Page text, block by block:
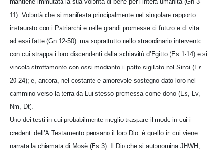
mantiene immutata la sua volontà di bene per l’intera umanità (Gn 3-
11). Volontà che si manifesta principalmente nel singolare rapporto
instaurato con i Patriarchi e nelle grandi promesse di futuro e di vita
ad essi fatte (Gn 12-50), ma soprattutto nello straordinario intervento
con cui strappa i loro discendenti dalla schiavitù d’Egitto (Es 1-14) e si
vincola strettamente con essi mediante il patto sigillato nel Sinai (Es
20-24); e, ancora, nel costante e amorevole sostegno dato loro nel
cammino verso la terra da Lui stesso promessa come dono (Es, Lv,
Nm, Dt).
Uno dei testi in cui probabilmente meglio traspare il modo in cui i
credenti dell’A.Testamento pensano il loro Dio, è quello in cui viene
narrata la chiamata di Mosè (Es 3). Il Dio che si autonomina JHWH,